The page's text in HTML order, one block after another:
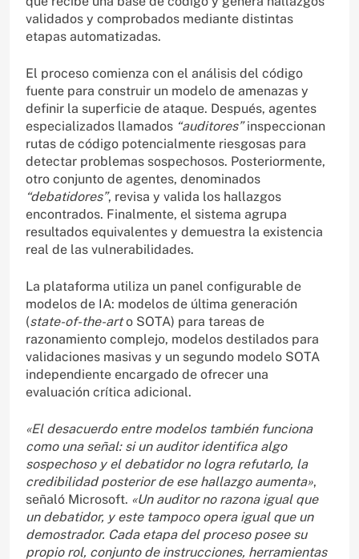
validados y comprobados mediante distintas
etapas automatizadas.
El proceso comienza con el análisis del código
fuente para construir un modelo de amenazas y
definir la superficie de ataque. Después, agentes
especializados llamados “auditores”inspeccionan
rutas de código potencialmente riesgosas para
detectar problemas sospechosos. Posteriormente,
otro conjunto de agentes, denominados
“debatidores”, revisa y valida los hallazgos
encontrados. Finalmente, el sistema agrupa
resultados equivalentes y demuestra la existencia
real de las vulnerabilidades.
La plataforma utiliza un panel configurable de
modelos de IA: modelos de última generación
(state-of-the-arto SOTA) para tareas de
razonamiento complejo, modelos destilados para
validaciones masivas y un segundo modelo SOTA
independiente encargado de ofrecer una
evaluación crítica adicional.
«El desacuerdo entre modelos también funciona
como una señal: si un auditor identifica algo
sospechoso y el debatidor no logra refutarlo, la
credibilidad posterior de ese hallazgo aumenta»,
señaló Microsoft. «Un auditor no razona igual que
un debatidor, y este tampoco opera igual que un
demostrador. Cada etapa del proceso posee su
propio rol, conjunto de instrucciones, herramientas